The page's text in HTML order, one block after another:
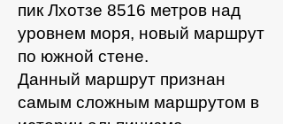
пик Лхотзе 8516 метров над
уровнем моря, новый маршрут
по южной стене.
Данный маршрут признан
самым сложным маршрутом в